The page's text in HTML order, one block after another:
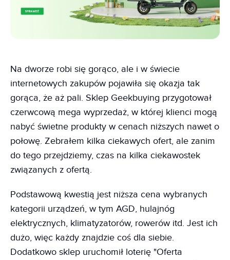
Na dworze robi się gorąco, ale i w świecie
internetowych zakupów pojawiła się okazja tak
gorąca, że aż pali. Sklep Geekbuying przygotował
czerwcową mega wyprzedaż, w której klienci mogą
nabyć świetne produkty w cenach niższych nawet o
połowę. Zebrałem kilka ciekawych ofert, ale zanim
do tego przejdziemy, czas na kilka ciekawostek
związanych z ofertą.
Podstawową kwestią jest niższa cena wybranych
kategorii urządzeń, w tym AGD, hulajnóg
elektrycznych, klimatyzatorów, rowerów itd. Jest ich
dużo, więc każdy znajdzie coś dla siebie.
Dodatkowo sklep uruchomił loterię "Oferta